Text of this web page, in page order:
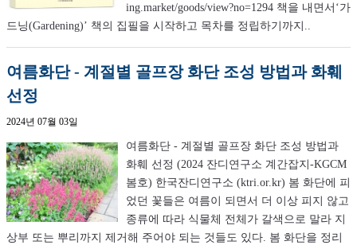
ing.market/goods/view?no=1294 책을 내면서‘가
드닝(Gardening)’ 책의 집필을 시작하고 목차를 정립하기까지..
여름화단 - 계절별 골프장 화단 조성 방법과 화훼
선정
2024년 07월 03일
여름화단 - 계절별 골프장 화단 조성 방법과
화훼 선정 (2024 잔디연구소 계간잡지-KGCM
봄호) 한국잔디연구소 (ktri.or.kr) 봄 화단에 피
었던 꽃들은 여름이 되면서 더 이상 피지 않고
종류에 따라 식물체 전체가 갈색으로 말라 지
상부 또는 뿌리까지 제거해 주어야 되는 것들도 있다. 봄 화단을 정리